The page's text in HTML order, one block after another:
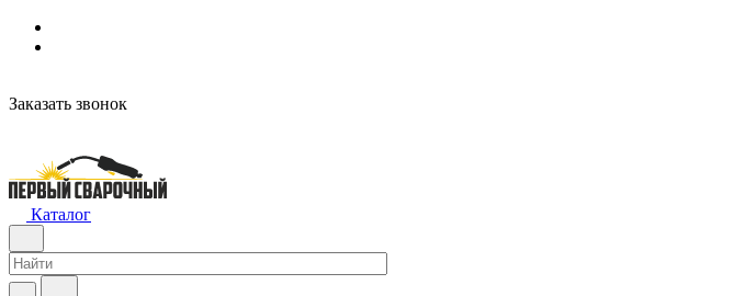
Заказать звонок
Каталог